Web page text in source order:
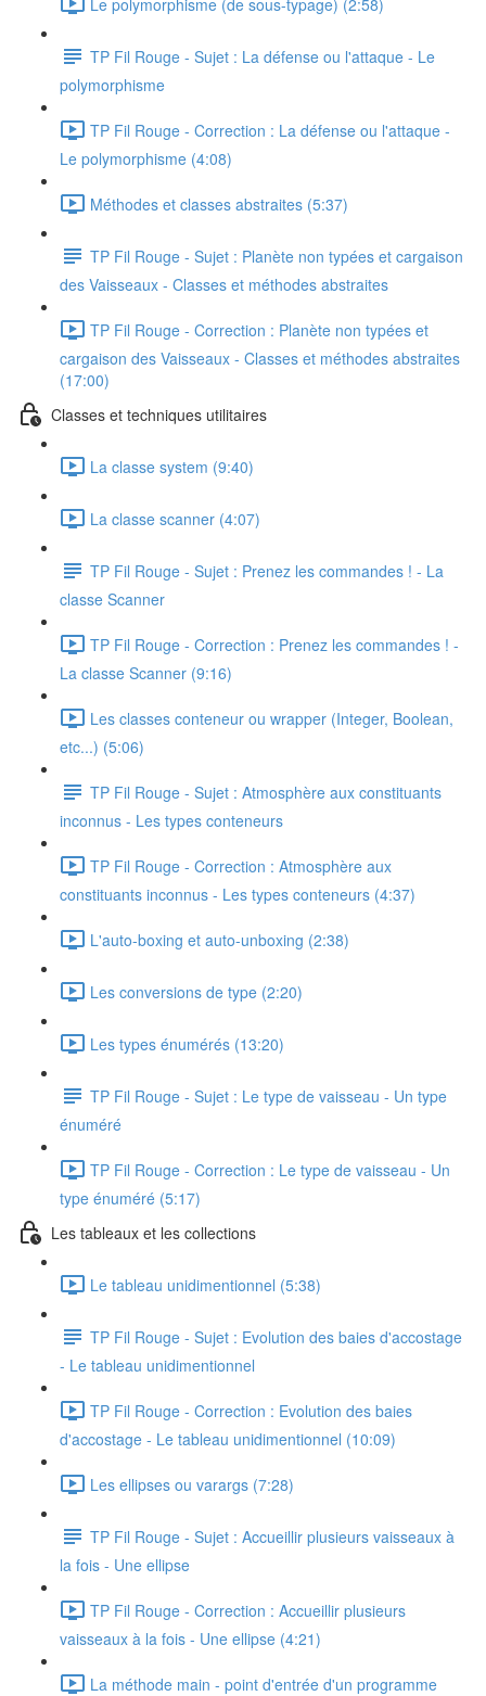
TP Fil Rouge - Sujet : La défense ou l'attaque - Le
polymorphisme
TP Fil Rouge - Correction : La défense ou l'attaque -
Le polymorphisme (4:08)
Méthodes et classes abstraites (5:37)
TP Fil Rouge - Sujet : Planète non typées et cargaison
des Vaisseaux - Classes et méthodes abstraites
TP Fil Rouge - Correction : Planète non typées et
cargaison des Vaisseaux - Classes et méthodes abstraites
(17:00)
Classes et techniques utilitaires
La classe system (9:40)
La classe scanner (4:07)
TP Fil Rouge - Sujet : Prenez les commandes ! - La
classe Scanner
TP Fil Rouge - Correction : Prenez les commandes ! -
La classe Scanner (9:16)
Les classes conteneur ou wrapper (Integer, Boolean,
etc...) (5:06)
TP Fil Rouge - Sujet : Atmosphère aux constituants
inconnus - Les types conteneurs
TP Fil Rouge - Correction : Atmosphère aux
constituants inconnus - Les types conteneurs (4:37)
L'auto-boxing et auto-unboxing (2:38)
Les conversions de type (2:20)
Les types énumérés (13:20)
TP Fil Rouge - Sujet : Le type de vaisseau - Un type
énuméré
TP Fil Rouge - Correction : Le type de vaisseau - Un
type énuméré (5:17)
Les tableaux et les collections
Le tableau unidimentionnel (5:38)
TP Fil Rouge - Sujet : Evolution des baies d'accostage
- Le tableau unidimentionnel
TP Fil Rouge - Correction : Evolution des baies
d'accostage - Le tableau unidimentionnel (10:09)
Les ellipses ou varargs (7:28)
TP Fil Rouge - Sujet : Accueillir plusieurs vaisseaux à
la fois - Une ellipse
TP Fil Rouge - Correction : Accueillir plusieurs
vaisseaux à la fois - Une ellipse (4:21)
La méthode main - point d'entrée d'un programme